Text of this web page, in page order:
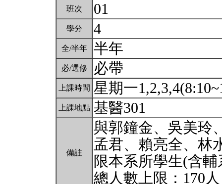
班次 01
學分 4
全/半年 半年
必/選修 必帶
上課時間 星期一
上課地點 基醫301
備註
與郭鐘金、吳美玲
孟君、賴亮全、林
限本系所學生(含
總人數上限：170